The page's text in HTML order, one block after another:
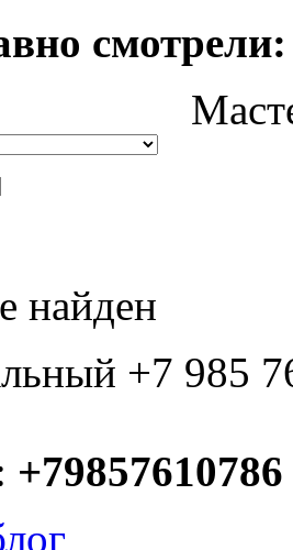
смотрели:
найден
+7 985
+79857610786